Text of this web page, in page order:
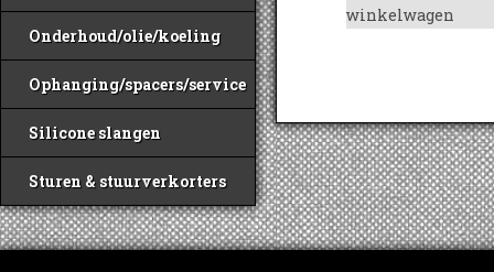
Onderhoud/olie/koeling
Ophanging/spacers/service
Silicone slangen
Sturen & stuurverkorters
winkelwagen